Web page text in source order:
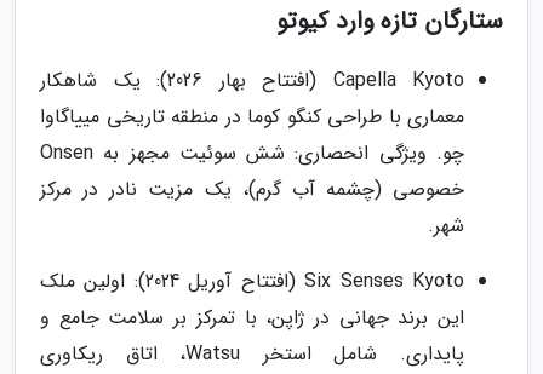
ستارگان تازه وارد کیوتو
Capella Kyoto (افتتاح بهار 2026): یک شاهکار
معماری با طراحی کنگو کوما در منطقه تاریخی مییاگاوا
چو. ویژگی انحصاری: شش سوئیت مجهز به Onsen
خصوصی (چشمه آب گرم)، یک مزیت نادر در مرکز
شهر.
Six Senses Kyoto (افتتاح آوریل 2024): اولین ملک
این برند جهانی در ژاپن، با تمرکز بر سلامت جامع و
پایداری. شامل استخر Watsu، اتاق ریکاوری